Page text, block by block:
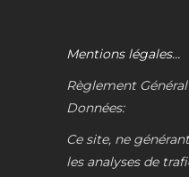
Mentions légales…
Règlement
Données:
Ce site, ne
les analyses de